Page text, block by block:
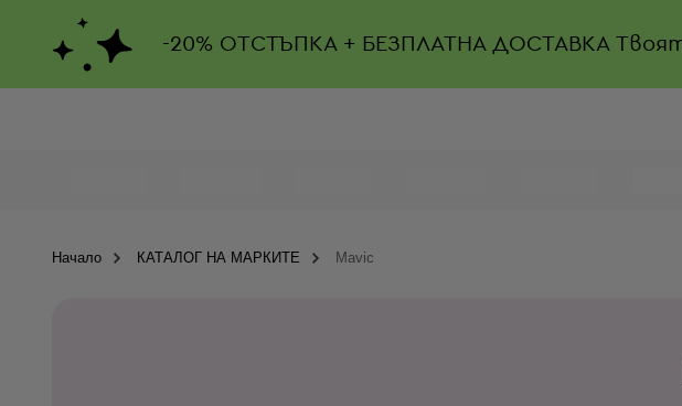
-20% ОТСТЪПКА + БЕЗПЛАТНА ДОСТАВКА
Начало КАТАЛОГ НА МАРКИТЕ Mavic